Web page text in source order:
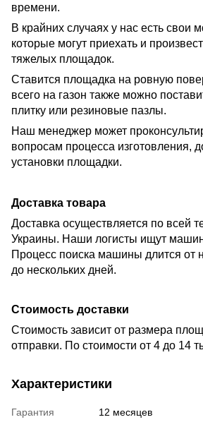
времени.
В крайних случаях у нас есть свои
которые могут приехать и
тяжелых площадок.
Ставится площадка на ровную
всего на газон также можно
плитку или резиновые пазлы.
Наш менеджер может
вопросам процесса изготовления,
установки площадки.
Доставка товара
Доставка осуществляется по всей
Украины. Наши логисты ищут
Процесс поиска машины длится от
до нескольких дней.
Стоимость доставки
Стоимость зависит от размера
отправки. По стоимости от 4 до 14
Характеристики
Гарантия
12 месяцев